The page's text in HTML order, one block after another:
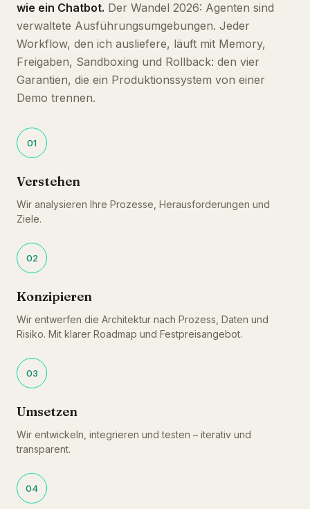
wie ein Chatbot. Der Wandel 2026: Agenten sind
verwaltete Ausführungsumgebungen. Jeder
Workflow, den ich ausliefere, läuft mit Memory,
Freigaben, Sandboxing und Rollback: den vier
Garantien, die ein Produktionssystem von einer
Demo trennen.
01
Verstehen
Wir analysieren Ihre Prozesse, Herausforderungen und
Ziele.
02
Konzipieren
Wir entwerfen die Architektur nach Prozess, Daten und
Risiko. Mit klarer Roadmap und Festpreisangebot.
03
Umsetzen
Wir entwickeln, integrieren und testen – iterativ und
transparent.
04